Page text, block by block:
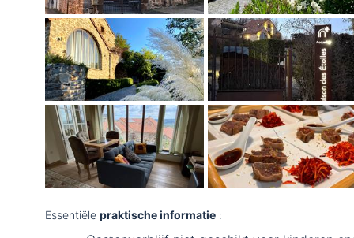
Essentiële praktische informatie :